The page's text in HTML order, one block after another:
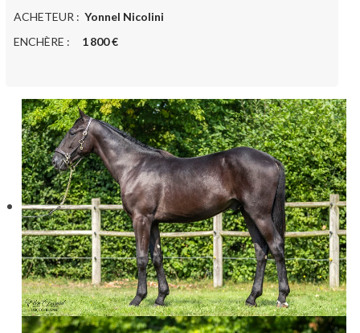
ACHETEUR : Yonnel Nicolini
ENCHÈRE : 1 800 €